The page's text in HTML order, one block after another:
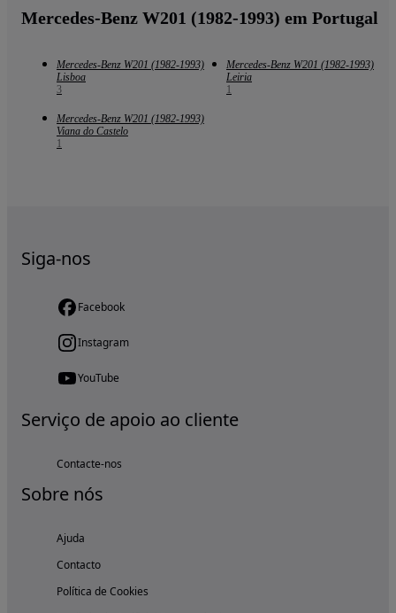
Mercedes-Benz W201 (1982-1993) em Portugal
Mercedes-Benz W201 (1982-1993)
Lisboa
3
Mercedes-Benz W201 (1982-1993)
Leiria
1
Mercedes-Benz W201 (1982-1993)
Viana do Castelo
1
Siga-nos
Facebook
Instagram
YouTube
Serviço de apoio ao cliente
Contacte-nos
Sobre nós
Ajuda
Contacto
Política de Cookies